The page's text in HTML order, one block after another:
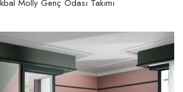
Molly Genç Odası Takımı